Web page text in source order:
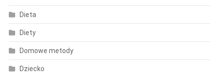
Dieta
Diety
Domowe metody
Dziecko